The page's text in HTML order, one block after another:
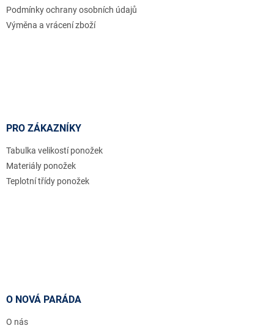
Podmínky ochrany osobních údajů
Výměna a vrácení zboží
PRO ZÁKAZNÍKY
Tabulka velikostí ponožek
Materiály ponožek
Teplotní třídy ponožek
O NOVÁ PARÁDA
O nás